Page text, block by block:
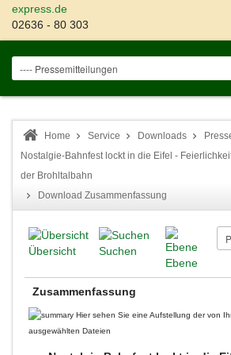
express.de
02636 - 80 303
Home Service Downloads
Nostalgie-Bahnfest lockt in die Eifel -
der Brohltalbahn
Download Zusammenfassung
Übersicht
Suchen
Ebene
Zusammenfassung
Hier sehen Sie eine Aufstellung der von
ausgewählten Dateien